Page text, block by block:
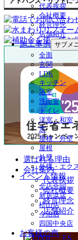
代表挨拶
会社概要
経営理念
店舗紹介
施工事例 サブメ
全面
玄関
LDK
キッチン
浴室
洗面室
トイレ
洋室・和室
窓
屋根・外壁
屋根
外壁
外構・エク
イベント情報
全店合同
新居浜店
松山店
今治店
四国中央店
お客様の声
選ばれる理由
会社案内
代表挨拶
会社概要
経営理念
店舗紹介